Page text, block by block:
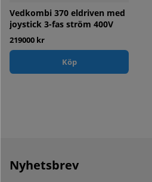
Vedkombi 370 eldriven med
joystick 3-fas ström 400V
219000 kr
Köp
Nyhetsbrev